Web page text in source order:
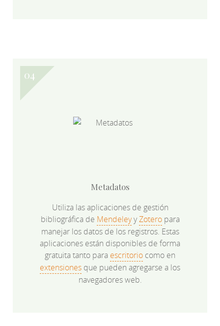
Metadatos
Utiliza las aplicaciones de gestión
bibliográfica de MendeleyyZoteropara
manejar los datos de los registros. Estas
aplicaciones están disponibles de forma
gratuita tanto para escritorio como en
extensiones que pueden agregarse a los
navegadores web.